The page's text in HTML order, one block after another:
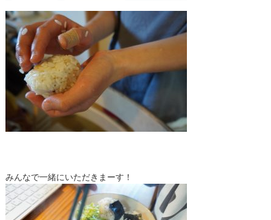
みんなで一緒にいただきまーす！